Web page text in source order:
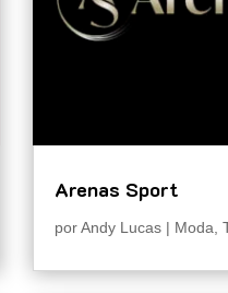
Arenas Sport
porAndy Lucas | Moda,